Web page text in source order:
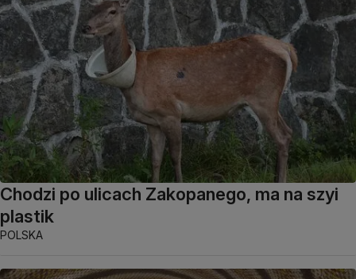
Chodzi po ulicach Zakopanego, ma na szyi
plastik
POLSKA